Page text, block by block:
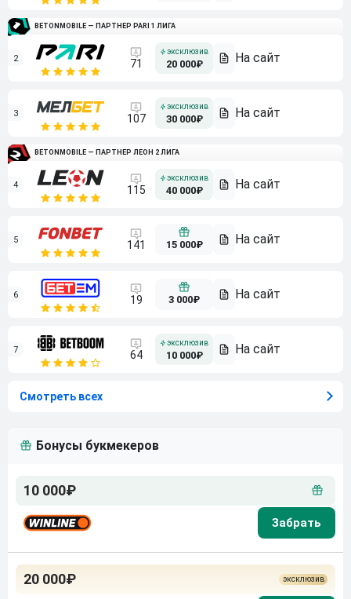
BETONMOBILE — ПАРТНЕР PARI 1 ЛИГА
2 71 20 000₽
3 107 30 000₽
BETONMOBILE — ПАРТНЕР ЛЕОН 2 ЛИГА
4 115 40 000₽
5 141 15 000₽
6 19 3 000₽
7 64 10 000₽
Смотреть всех
Бонусы букмекеров
10 000₽
20 000₽